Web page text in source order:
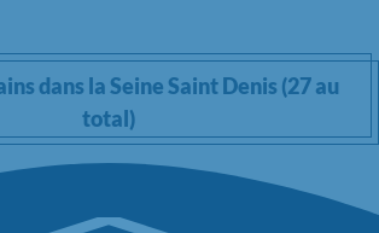
dans la Seine Saint Denis (27 au
total)